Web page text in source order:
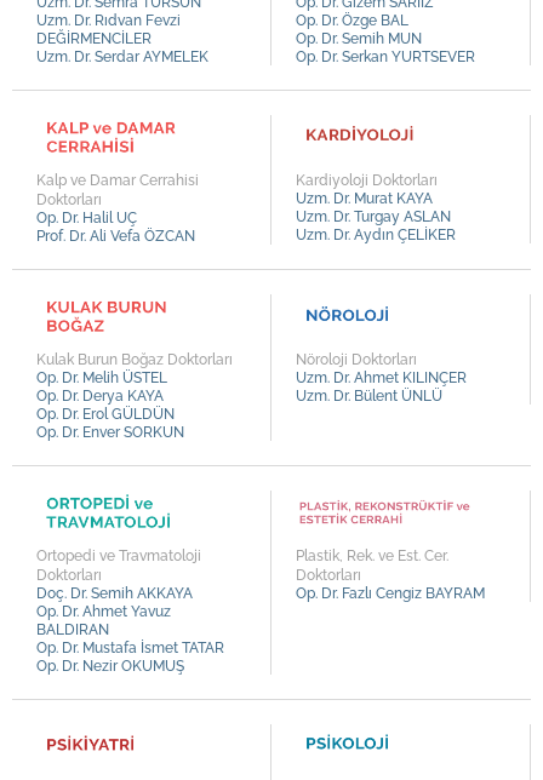
Uzm. Dr. Bülent ÜNLÜ
Uzm. Dr. Hasan ÇAMURLU
Uzm. Dr. Mehmet AYDINLI
Uzm. Dr. Öznur TUFANER
Uzm. Dr. Ayşe Merve GÜLDÜN
Uzm. Dr. Tufan TÜRK
Uzm. Dr. Mustafa BÜLBÜL
Uzm. Kl. Fatih YILMAZ
Uzm. Dr. Rıdvan Fevzi
DEĞİRMENCİLER
Uzm. Dr. Serdar AYMELEK
Op. Dr. Özge BAL
Op. Dr. Semih MUN
Op. Dr. Serkan YURTSEVER
Kalp ve Damar Cerrahisi
Doktorları
Op. Dr. Halil UÇ
Prof. Dr. Ali Vefa ÖZCAN
Kardiyoloji Doktorları
Uzm. Dr. Murat KAYA
Uzm. Dr. Turgay ASLAN
Uzm. Dr. Aydın ÇELİKER
Kulak Burun Boğaz Doktorları
Op. Dr. Melih ÜSTEL
Op. Dr. Derya KAYA
Op. Dr. Erol GÜLDÜN
Op. Dr. Enver SORKUN
Nöroloji Doktorları
Uzm. Dr. Ahmet KILINÇER
Uzm. Dr. Bülent ÜNLÜ
Ortopedi ve Travmatoloji
Doktorları
Doç. Dr. Semih AKKAYA
Op. Dr. Ahmet Yavuz
BALDIRAN
Op. Dr. Mustafa İsmet TATAR
Op. Dr. Nezir OKUMUŞ
Plastik, Rek. ve Est. Cer.
Doktorları
Op. Dr. Fazlı Cengiz BAYRAM